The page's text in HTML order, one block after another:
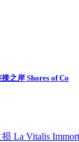
之岸 Shores of Co
La Vitalis